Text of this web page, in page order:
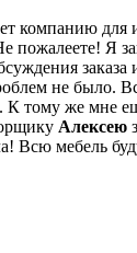
компанию для
пожалеете! Я
заказа
не было.
К тому же мне
Алексею
Всю мебель